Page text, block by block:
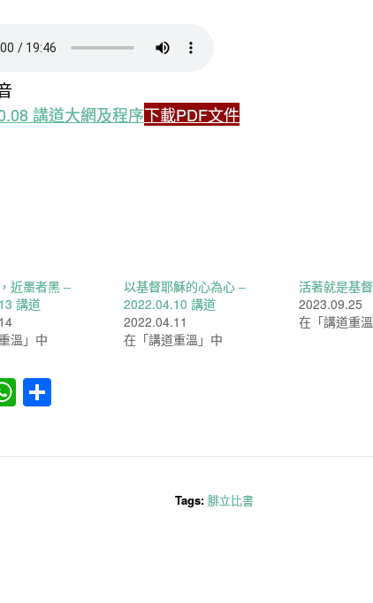
講道大網及程序下載PDF文件
近墨者黑 –
講道
溫」中
以基督耶穌的心為心 –
2022.04.10 講道
2022.04.11
在「講道重溫」中
活著就是基督
2023.09.25
在「講道重
WhatsApp
Tags: 腓立比書